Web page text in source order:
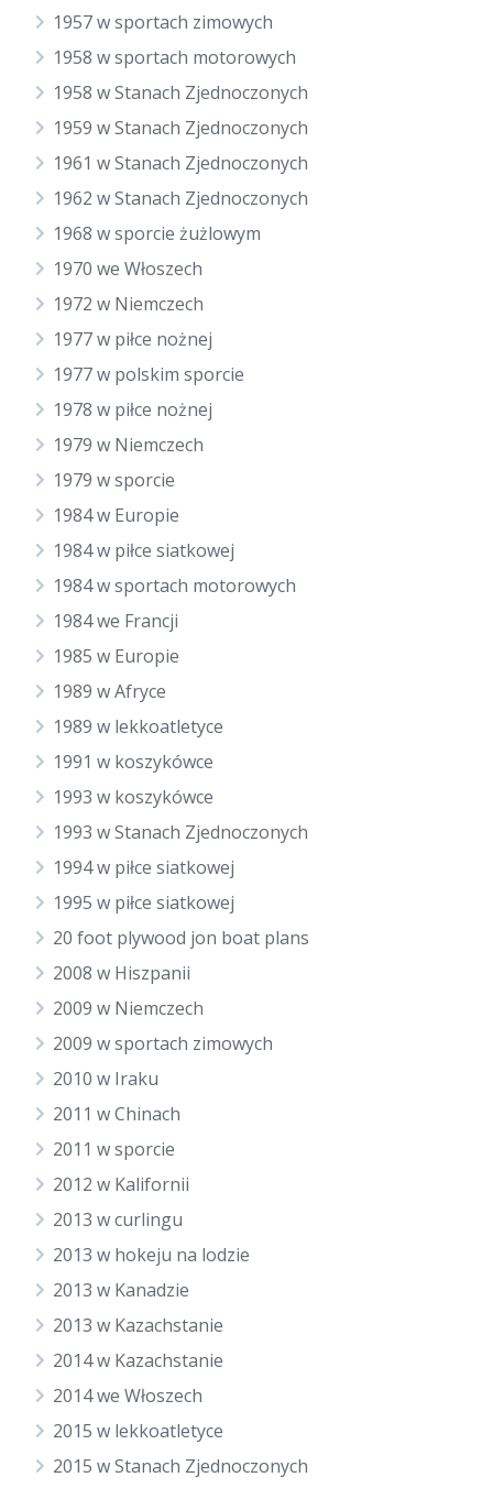
1957 w sportach zimowych
1958 w sportach motorowych
1958 w Stanach Zjednoczonych
1959 w Stanach Zjednoczonych
1961 w Stanach Zjednoczonych
1962 w Stanach Zjednoczonych
1968 w sporcie żużlowym
1970 we Włoszech
1972 w Niemczech
1977 w piłce nożnej
1977 w polskim sporcie
1978 w piłce nożnej
1979 w Niemczech
1979 w sporcie
1984 w Europie
1984 w piłce siatkowej
1984 w sportach motorowych
1984 we Francji
1985 w Europie
1989 w Afryce
1989 w lekkoatletyce
1991 w koszykówce
1993 w koszykówce
1993 w Stanach Zjednoczonych
1994 w piłce siatkowej
1995 w piłce siatkowej
20 foot plywood jon boat plans
2008 w Hiszpanii
2009 w Niemczech
2009 w sportach zimowych
2010 w Iraku
2011 w Chinach
2011 w sporcie
2012 w Kalifornii
2013 w curlingu
2013 w hokeju na lodzie
2013 w Kanadzie
2013 w Kazachstanie
2014 w Kazachstanie
2014 we Włoszech
2015 w lekkoatletyce
2015 w Stanach Zjednoczonych